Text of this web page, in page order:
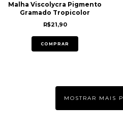
Malha Viscolycra Pigmento
Gramado Tropicolor
R$21,90
COMPRAR
MOSTRAR MAIS